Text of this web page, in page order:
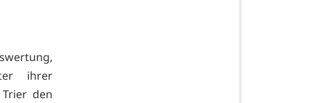
ihrer
den